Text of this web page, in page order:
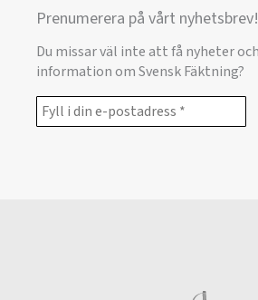
Prenumerera på vårt nyhetsbrev!
Du missar väl inte att få nyheter
information om Svensk Fäktning?